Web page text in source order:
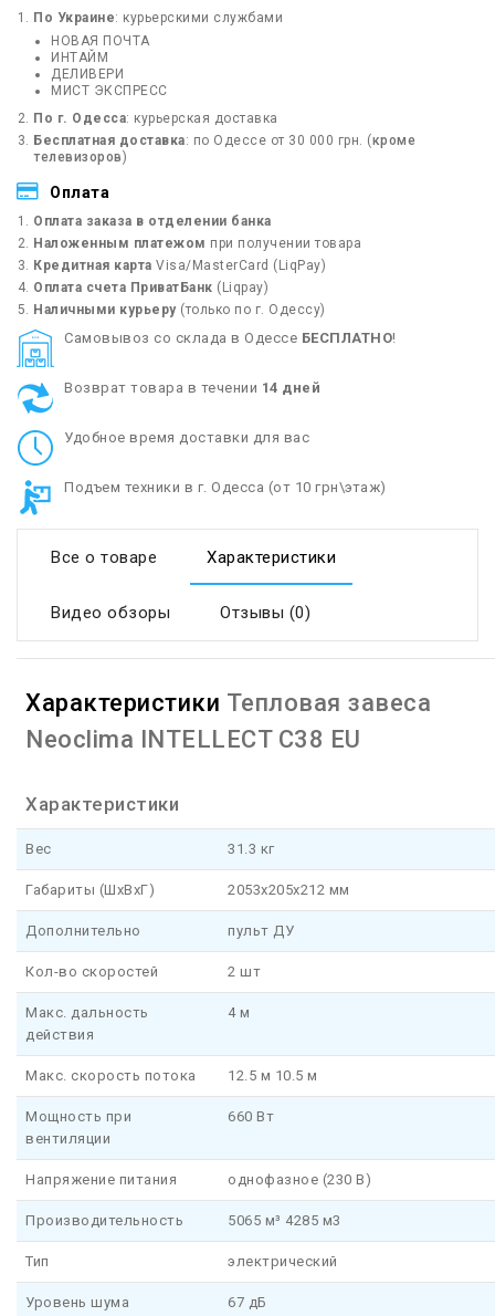
По Украине: курьерскими службами
НОВАЯ ПОЧТА
ИНТАЙМ
ДЕЛИВЕРИ
МИСТ ЭКСПРЕСС
По г. Одесса: курьерская доставка
Бесплатная доставка: по Одессе от 30 000 грн. (кроме
телевизоров)
Оплата
Оплата заказа в отделении банка
Наложенным платежом при получении товара
Кредитная карта Visa/MasterCard (LiqPay)
Оплата счета ПриватБанк (Liqpay)
Наличными курьеру(только по г. Одессу)
Cамовывоз со склада в Одессе БЕСПЛАТНО!
Возврат товара в течении 14 дней
Удобное время доставки для вас
Подъем техники в г. Одесса (от 10 грн\этаж)
Все о товаре Характеристики
Видео обзоры Отзывы (0)
Характеристики Тепловая завеса
Neoclima INTELLECT C38 EU
Характеристики
Вес 31.3 кг
Габариты (ШxВxГ) 2053x205x212 мм
Дополнительно пульт ДУ
Кол-во скоростей 2 шт
Макс. дальность
действия
4 м
Макс. скорость потока 12.5 м 10.5 м
Мощность при
вентиляции
660 Вт
Напряжение питания однофазное (230 В)
Производительность 5065 м³ 4285 м3
Тип электрический
Уровень шума 67 дБ